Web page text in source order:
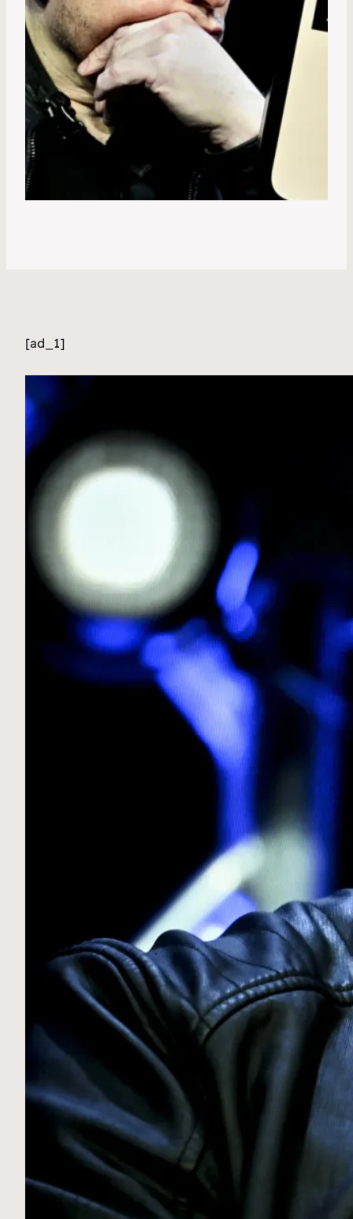
[ad_1]